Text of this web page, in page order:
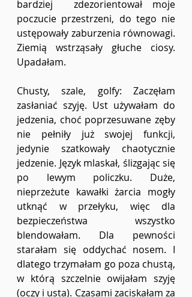
bardziej  zdezorientował moje
poczucie przestrzeni, do tego nie
ustępowały zaburzenia równowagi.
Ziemią wstrząsały głuche ciosy.
Upadałam.
Chusty, szale, golfy: Zaczęłam
zasłaniać szyję. Ust używałam do
jedzenia, choć poprzesuwane zęby
nie pełniły już swojej funkcji,
jedynie szatkowały chaotycznie
jedzenie. Język mlaskał, ślizgając się
po lewym policzku. Duże,
nieprzeżute kawałki żarcia mogły
utknąć w przełyku, więc dla
bezpieczeństwa wszystko
blendowałam. Dla pewności
starałam się oddychać nosem. I
dlatego trzymałam go poza chustą,
w którą szczelnie owijałam szyję
(oczy i usta). Czasami zaciskałam za